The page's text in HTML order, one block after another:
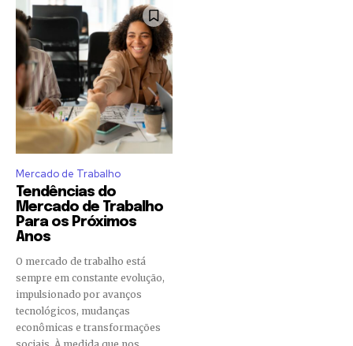
Mercado de Trabalho
Tendências do
Mercado de Trabalho
Para os Próximos
Anos
O mercado de trabalho está
sempre em constante evolução,
impulsionado por avanços
tecnológicos, mudanças
econômicas e transformações